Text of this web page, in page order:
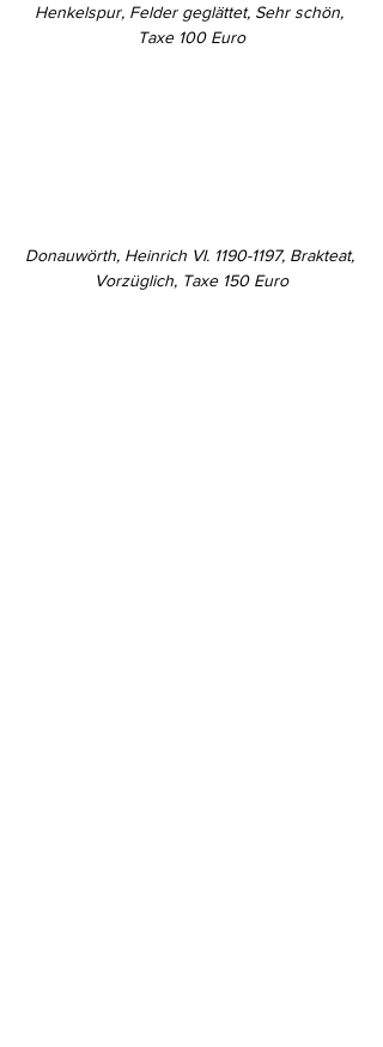
Henkelspur, Felder geglättet, Sehr schön,
Taxe 100 Euro
Donauwörth, Heinrich VI. 1190-1197, Brakteat,
Vorzüglich, Taxe 150 Euro